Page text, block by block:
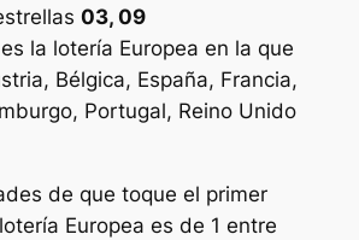
03, 09
es la lotería Europea en la que
Bélgica, España, Francia,
Portugal, Reino Unido
de que toque el primer
Europea es de 1 entre